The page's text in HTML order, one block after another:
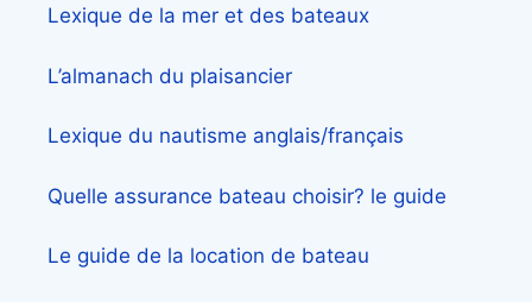
Lexique de la mer et des bateaux
L’almanach du plaisancier
Lexique du nautisme anglais/français
Quelle assurance bateau choisir? le guide
Le guide de la location de bateau